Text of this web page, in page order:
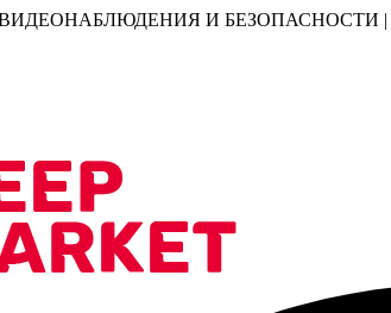
И БЕЗОПАСНОСТИ |